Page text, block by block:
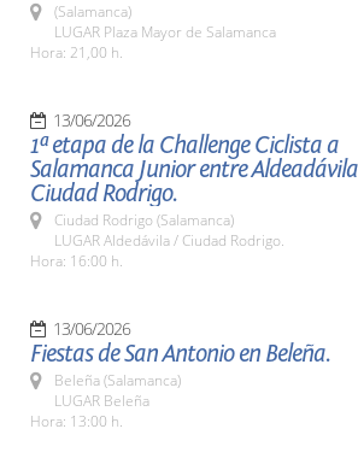
(Salamanca)
LUGAR Plaza Mayor de Salamanca
Hora: 21,00 h.
13/06/2026
1ª etapa de la Challenge Ciclista a
Salamanca Junior entre
Ciudad Rodrigo.
Ciudad Rodrigo (Salamanca)
LUGAR Aldedávila / Ciudad Rodrigo.
Hora: 16:00 h.
13/06/2026
Fiestas de San Antonio en Beleña.
Beleña (Salamanca)
LUGAR Beleña
Hora: 13:00 h.